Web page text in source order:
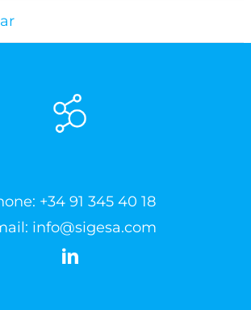
+34 91 345 40 18
info@sigesa.com